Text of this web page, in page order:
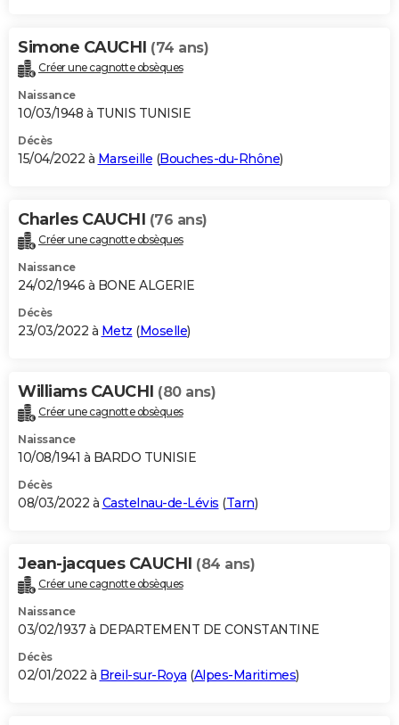
Simone CAUCHI (74 ans)
Créer une cagnotte obsèques
Naissance
10/03/1948 à TUNIS TUNISIE
Décès
15/04/2022 à Marseille (Bouches-du-Rhône)
Charles CAUCHI (76 ans)
Créer une cagnotte obsèques
Naissance
24/02/1946 à BONE ALGERIE
Décès
23/03/2022 à Metz (Moselle)
Williams CAUCHI (80 ans)
Créer une cagnotte obsèques
Naissance
10/08/1941 à BARDO TUNISIE
Décès
08/03/2022 à Castelnau-de-Lévis (Tarn)
Jean-jacques CAUCHI (84 ans)
Créer une cagnotte obsèques
Naissance
03/02/1937 à DEPARTEMENT DE CONSTANTINE
Décès
02/01/2022 à Breil-sur-Roya (Alpes-Maritimes)